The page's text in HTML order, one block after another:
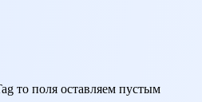
то поля оставляем пустым